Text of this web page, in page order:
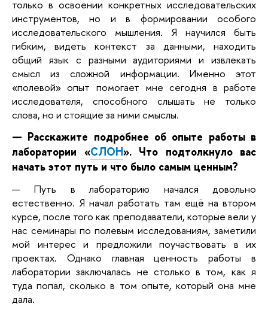
только в освоении конкретных исследовательских
инструментов, но и в формировании особого
исследовательского мышления. Я научился быть
гибким, видеть контекст за данными, находить
общий язык с разными аудиториями и извлекать
смысл из сложной информации. Именно этот
«полевой» опыт помогает мне сегодня в работе
исследователя, способного слышать не только
слова, но и стоящие за ними смыслы.
— Расскажите подробнее об опыте работы в
лаборатории «СЛОН». Что подтолкнуло вас
начать этот путь и что было самым ценным?
— Путь в лабораторию начался довольно
естественно. Я начал работать там ещё на втором
курсе, после того как преподаватели, которые вели у
нас семинары по полевым исследованиям, заметили
мой интерес и предложили поучаствовать в их
проектах. Однако главная ценность работы в
лаборатории заключалась не столько в том, как я
туда попал, сколько в том опыте, который она мне
дала.